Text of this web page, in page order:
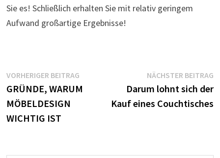
Sie es! Schließlich erhalten Sie mit relativ geringem
Aufwand großartige Ergebnisse!
Beitragsnavigation
VORHERIGER BEITRAGVorheriger
Beitrag:
GRÜNDE, WARUM
MÖBELDESIGN
WICHTIG IST
NÄCHSTER BEITRAG
Darum lohnt sich der
Kauf eines Couchtisches